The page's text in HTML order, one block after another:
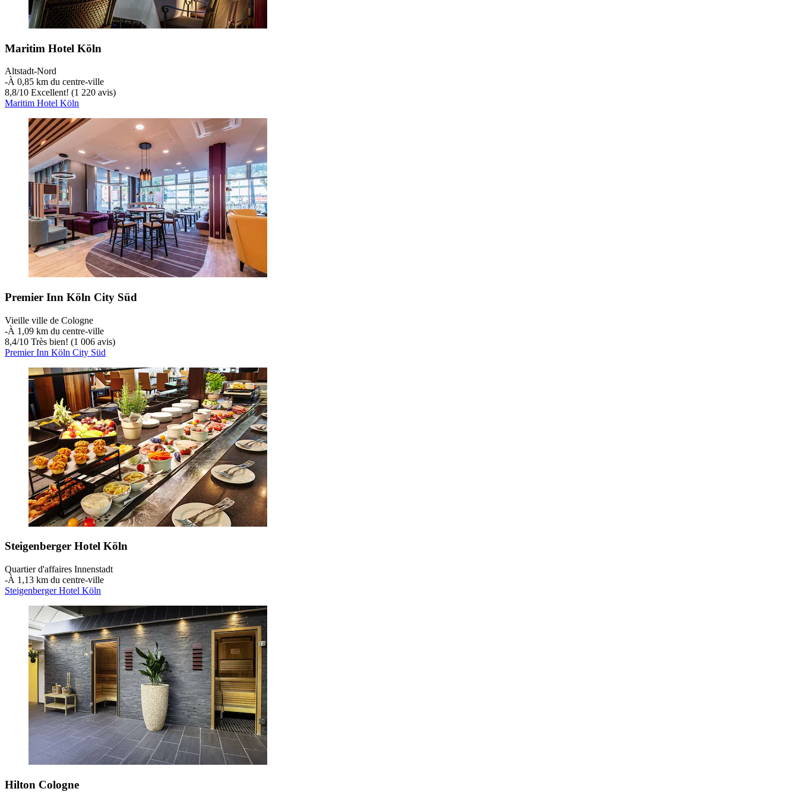
Maritim Hotel Köln
Altstadt-Nord
‐À 0,85 km du centre-ville
8,8/10 Excellent! (1 220 avis)
Maritim Hotel Köln
Premier Inn Köln City Süd
Vieille ville de Cologne
‐À 1,09 km du centre-ville
8,4/10 Très bien! (1 006 avis)
Premier Inn Köln City Süd
Steigenberger Hotel Köln
Quartier d'affaires Innenstadt
‐À 1,13 km du centre-ville
Steigenberger Hotel Köln
Hilton Cologne